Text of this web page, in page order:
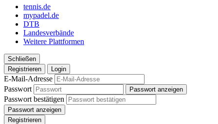
tennis.de
mypadel.de
DTB
Landesverbände
Weitere Plattformen
Schließen
Registrieren
Login
E-Mail-Adresse
Passwort
Passwort anzeigen
Passwort bestätigen
Passwort anzeigen
Registrieren